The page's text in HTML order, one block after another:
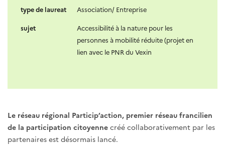
type de laureat Association/ Entreprise
sujet
Accessibilité à la nature pour les
personnes à mobilité réduite (projet en
lien avec le PNR du Vexin
Le réseau régional Particip’action, premier réseau francilien
de la participation citoyenne créé collaborativement par les
partenaires est désormais lancé.